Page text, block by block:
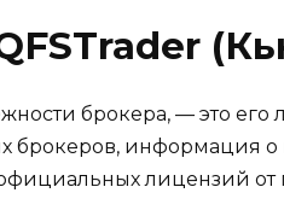
брокера, — это
брокеров, информация
лицензий